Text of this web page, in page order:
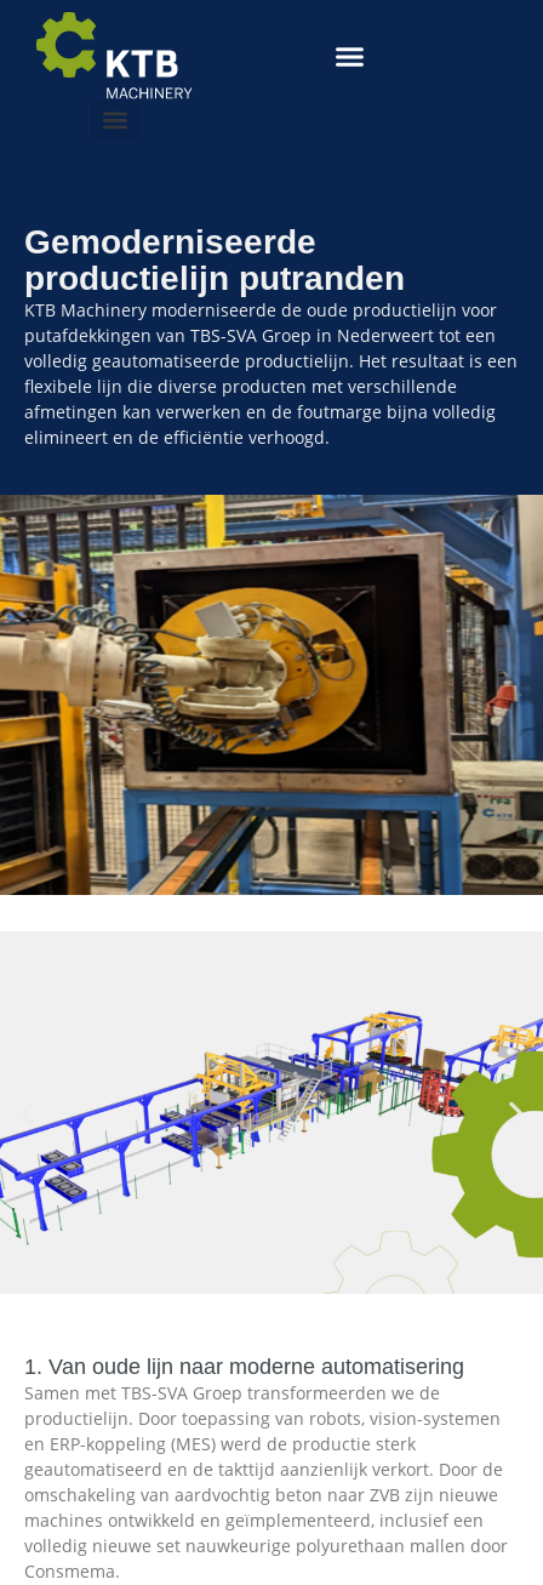
Gemoderniseerde
productielijn putranden
KTB Machinery moderniseerde de oude productielijn voor
putafdekkingen van TBS-SVA Groep in Nederweert tot een
volledig geautomatiseerde productielijn. Het resultaat is een
flexibele lijn die diverse producten met verschillende
afmetingen kan verwerken en de foutmarge bijna volledig
elimineert en de efficiëntie verhoogd.
1. Van oude lijn naar moderne automatisering
Samen met TBS-SVA Groep transformeerden we de
productielijn. Door toepassing van robots, vision-systemen
en ERP-koppeling (MES) werd de productie sterk
geautomatiseerd en de takttijd aanzienlijk verkort. Door de
omschakeling van aardvochtig beton naar ZVB zijn nieuwe
machines ontwikkeld en geïmplementeerd, inclusief een
volledig nieuwe set nauwkeurige polyurethaan mallen door
Consmema.